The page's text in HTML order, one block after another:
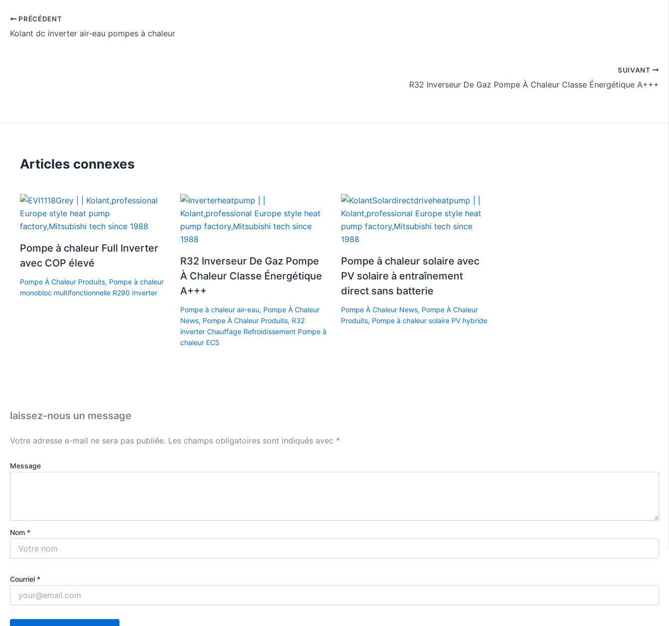
PRÉCÉDENT
Kolant dc inverter air-eau pompes à chaleur
SUIVANT
R32 Inverseur De Gaz Pompe À Chaleur Classe Énergétique A+++
Articles connexes
Pompe à chaleur Full Inverter
avec COP élevé
Pompe À Chaleur Produits, Pompe à chaleur
monobloc multifonctionnelle R290 Inverter
R32 Inverseur De Gaz Pompe
À Chaleur Classe Énergétique
A+++
Pompe à chaleur air-eau, Pompe À Chaleur
News, Pompe À Chaleur Produits, R32
inverter Chauffage Refroidissement Pompe à
chaleur ECS
Pompe à chaleur solaire avec
PV solaire à entraînement
direct sans batterie
Pompe À Chaleur News, Pompe À Chaleur
Produits, Pompe à chaleur solaire PV hybride
laissez-nous un message
Votre adresse e-mail ne sera pas publiée. Les champs obligatoires sont indiqués avec *
Message
Nom *
Courriel *